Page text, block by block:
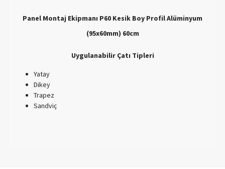
Panel Montaj Ekipmanı P60 Kesik Boy Profil Alüminyum
(95x60mm) 60cm
Uygulanabilir Çatı Tipleri
Yatay
Dikey
Trapez
Sandviç